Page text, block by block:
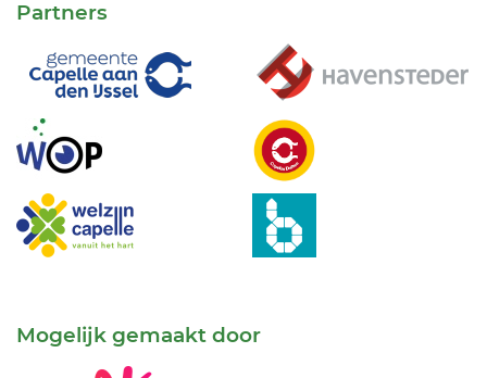
Partners
Mogelijk gemaakt door